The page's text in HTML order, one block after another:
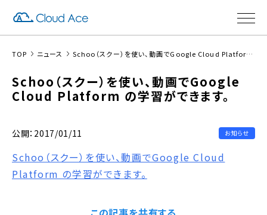
TOP ニュース Schoo（スクー）を使い、動画でGoogle Cloud Platform の学習ができます。
Schoo（スクー）を使い、動画でGoogle
Cloud Platform の学習ができます。
公開：2017/01/11 お知らせ
Schoo（スクー）を使い、動画でGoogle Cloud
Platform の学習ができます。